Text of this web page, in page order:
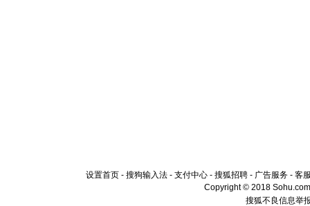
设置首页 - 搜狗输入法 - 支付中心 - 搜狐招聘 - 广告服务 - 客
Copyright © 2018
搜狐不良信息举